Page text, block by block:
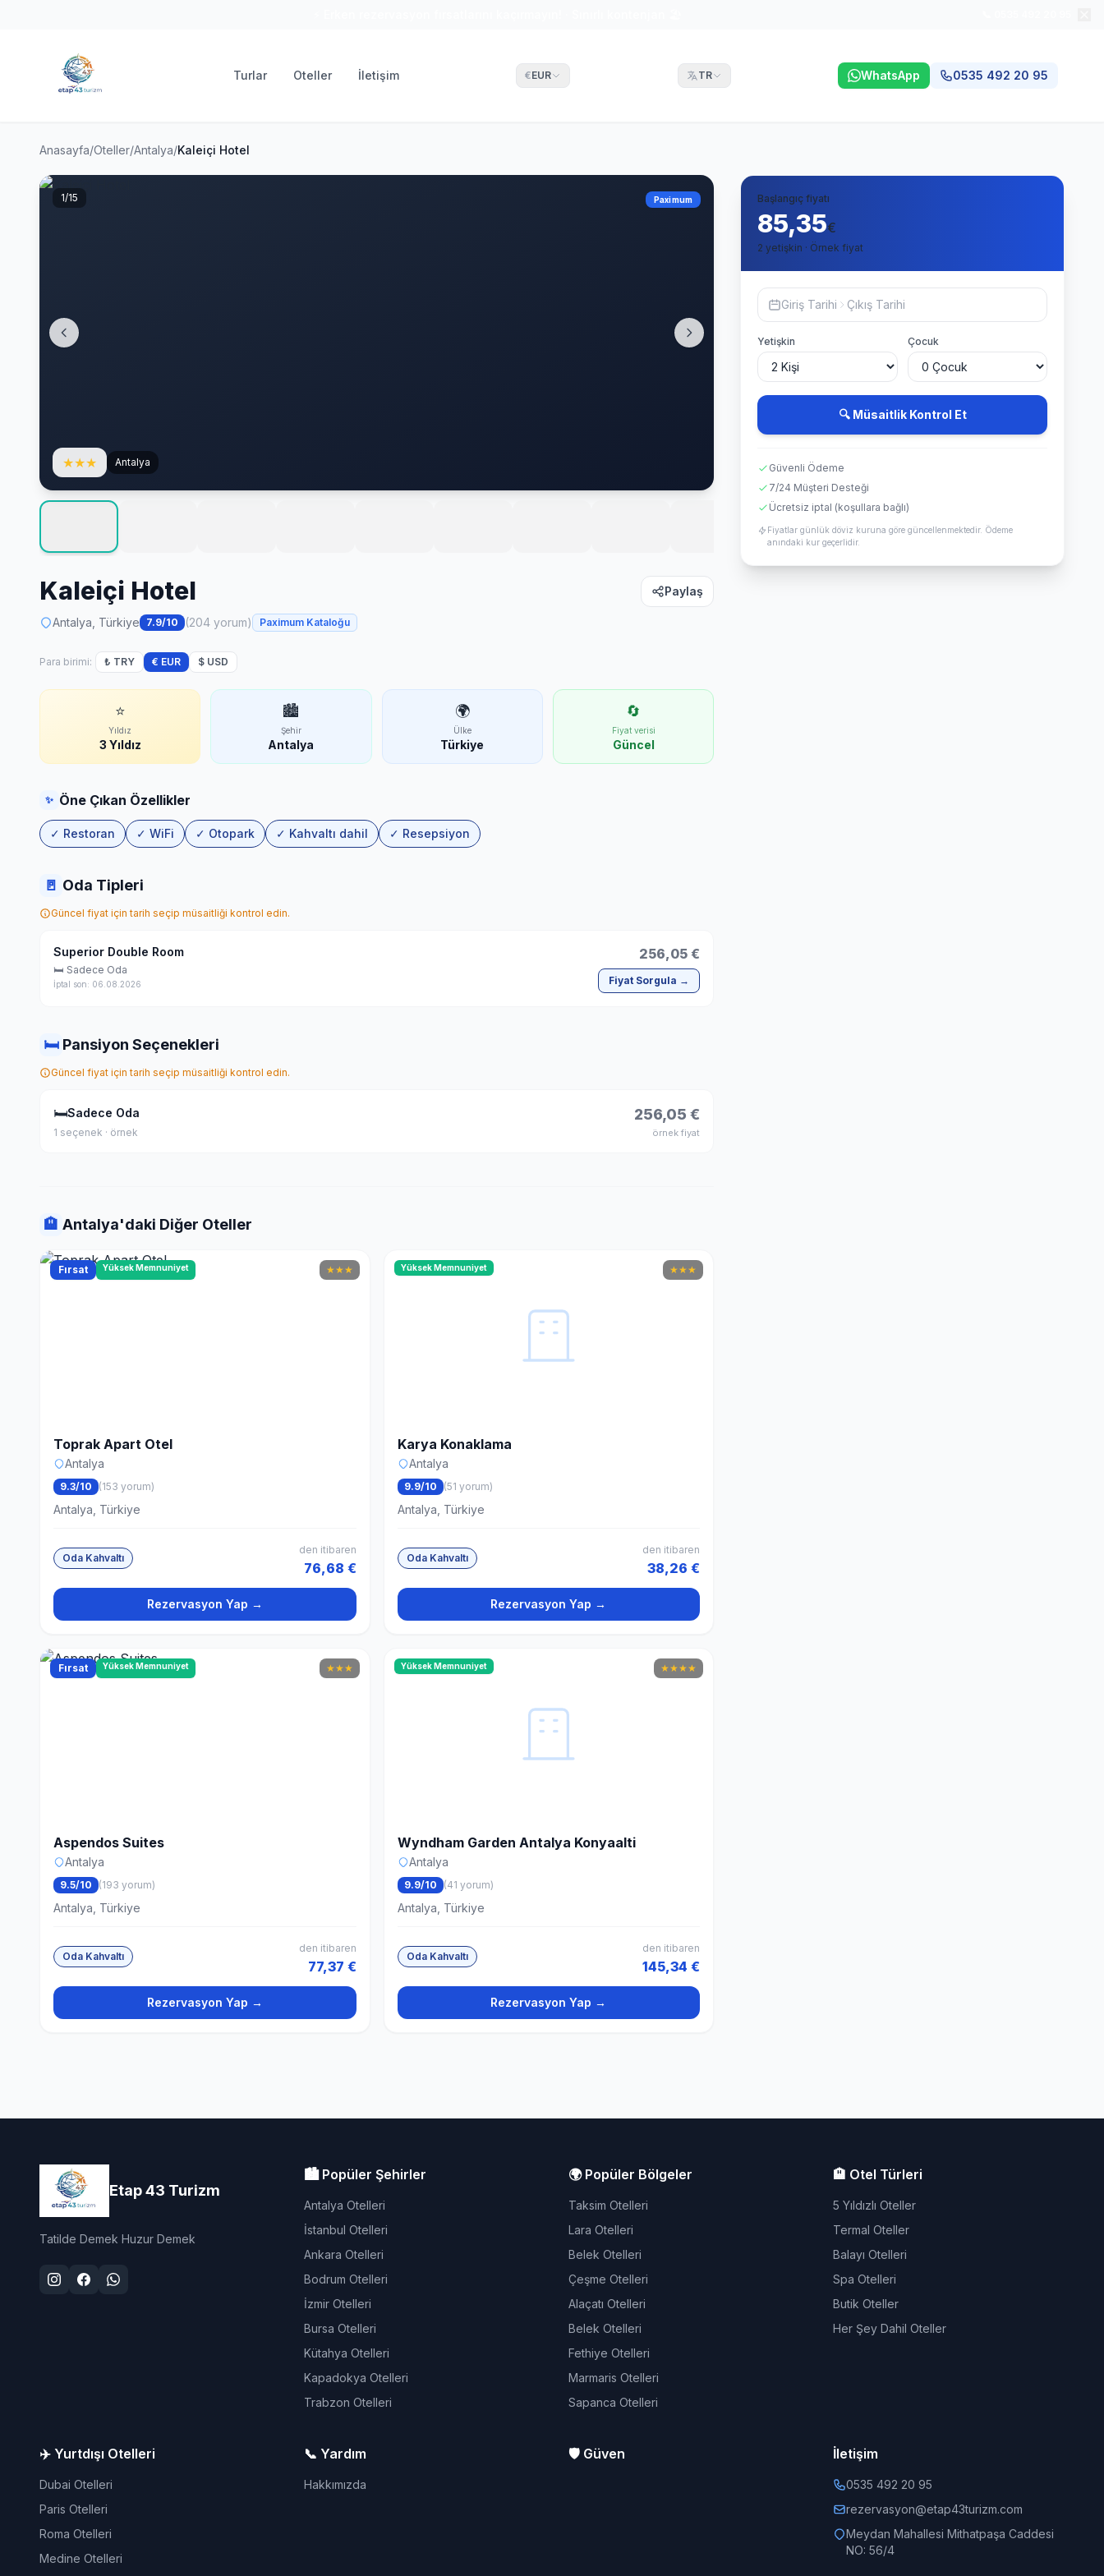
Turlar Oteller İletişim €EUR TR WhatsApp 0535 492 20 95
Anasayfa/Oteller/Antalya/Kaleiçi Hotel
★★★ Antalya
Paximum
1/15
Kaleiçi Hotel Paylaş
Antalya, Türkiye 7.9/10 (204 yorum) Paximum Kataloğu
Para birimi: ₺ TRY € EUR $ USD
⭐
Yıldız
3 Yıldız
🏙
Şehir
Antalya
🌍
Ülke
Türkiye
🔄
Fiyat verisi
Güncel
✨ Öne Çıkan Özellikler
✓ Restoran ✓ WiFi ✓ Otopark ✓ Kahvaltı dahil ✓ Resepsiyon
🚪 Oda Tipleri
Güncel fiyat için tarih seçip müsaitliği kontrol edin.
Superior Double Room
🛏 Sadece Oda
İptal son: 06.08.2026
256,05 €
Fiyat Sorgula →
🛏 Pansiyon Seçenekleri
Güncel fiyat için tarih seçip müsaitliği kontrol edin.
🛏Sadece Oda
1 seçenek · örnek
256,05 €
örnek fiyat
🏨 Antalya'daki Diğer Oteller
Fırsat Yüksek Memnuniyet ★★★
Toprak Apart Otel
Antalya
9.3/10 (153 yorum)
Antalya, Türkiye
Oda Kahvaltı
den itibaren
76,68 €
Rezervasyon Yap →
Yüksek Memnuniyet ★★★
Karya Konaklama
Antalya
9.9/10 (51 yorum)
Antalya, Türkiye
Oda Kahvaltı
den itibaren
38,26 €
Rezervasyon Yap →
Fırsat Yüksek Memnuniyet ★★★
Aspendos Suites
Antalya
9.5/10 (193 yorum)
Antalya, Türkiye
Oda Kahvaltı
den itibaren
77,37 €
Rezervasyon Yap →
Yüksek Memnuniyet ★★★★
Wyndham Garden Antalya Konyaalti
Antalya
9.9/10 (41 yorum)
Antalya, Türkiye
Oda Kahvaltı
den itibaren
145,34 €
Rezervasyon Yap →
Başlangıç fiyatı
85,35€
2 yetişkin · Örnek fiyat
Giriş Tarihi Çıkış Tarihi
Yetişkin Çocuk
🔍 Müsaitlik Kontrol Et
Güvenli Ödeme
7/24 Müşteri Desteği
Ücretsiz iptal (koşullara bağlı)
Fiyatlar günlük döviz kuruna göre güncellenmektedir. Ödeme
anındaki kur geçerlidir.
Etap 43 Turizm
Tatilde Demek Huzur Demek
🏙️ Popüler Şehirler
Antalya Otelleri
İstanbul Otelleri
Ankara Otelleri
Bodrum Otelleri
İzmir Otelleri
Bursa Otelleri
Kütahya Otelleri
Kapadokya Otelleri
Trabzon Otelleri
🌍 Popüler Bölgeler
Taksim Otelleri
Lara Otelleri
Belek Otelleri
Çeşme Otelleri
Alaçatı Otelleri
Belek Otelleri
Fethiye Otelleri
Marmaris Otelleri
Sapanca Otelleri
🏨 Otel Türleri
5 Yıldızlı Oteller
Termal Oteller
Balayı Otelleri
Spa Otelleri
Butik Oteller
Her Şey Dahil Oteller
✈️ Yurtdışı Otelleri
Dubai Otelleri
Paris Otelleri
Roma Otelleri
Medine Otelleri
📞 Yardım
Hakkımızda
🛡️ Güven İletişim
0535 492 20 95
rezervasyon@etap43turizm.com
Meydan Mahallesi Mithatpaşa Caddesi
NO: 56/4